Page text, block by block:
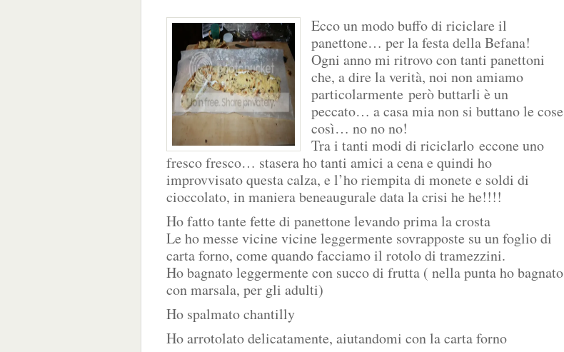
Ecco un modo buffo di riciclare il
panettone… per la festa della Befana!
Ogni anno mi ritrovo con tanti panettoni
che, a dire la verità, noi non amiamo
particolarmente però buttarli è un
peccato… a casa mia non si buttano le cose
così… no no no!
Tra i tanti modi di riciclarlo eccone uno
fresco fresco… stasera ho tanti amici a cena e quindi ho
improvvisato questa calza, e l’ho riempita di monete e soldi di
cioccolato, in maniera beneaugurale data la crisi he he!!!!
Ho fatto tante fette di panettone levando prima la crosta
Le ho messe vicine vicine leggermente sovrapposte su un foglio di
carta forno, come quando facciamo il rotolo di tramezzini.
Ho bagnato leggermente con succo di frutta ( nella punta ho bagnato
con marsala, per gli adulti)
Ho spalmato chantilly
Ho arrotolato delicatamente, aiutandomi con la carta forno